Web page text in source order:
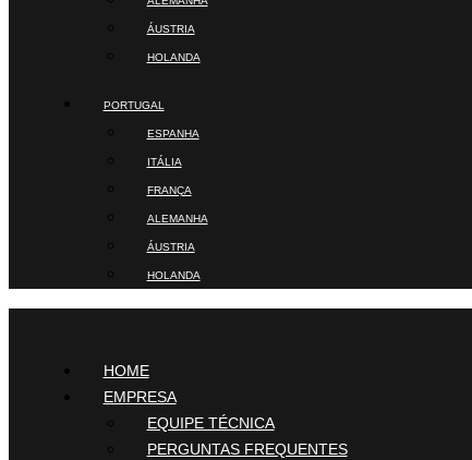
ÁUSTRIA
HOLANDA
PORTUGAL
ESPANHA
ITÁLIA
FRANÇA
ALEMANHA
ÁUSTRIA
HOLANDA
HOME
EMPRESA
EQUIPE TÉCNICA
PERGUNTAS FREQUENTES